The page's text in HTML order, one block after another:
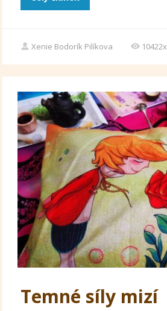
Xenie Bodorík Pilíkova 10422x
Temné síly mizí